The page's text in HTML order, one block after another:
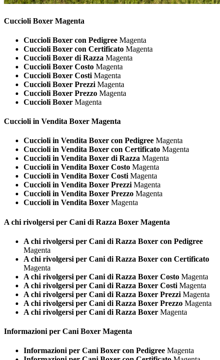
Cuccioli Boxer Magenta
Cuccioli Boxer con Pedigree Magenta
Cuccioli Boxer con Certificato Magenta
Cuccioli Boxer di Razza Magenta
Cuccioli Boxer Costo Magenta
Cuccioli Boxer Costi Magenta
Cuccioli Boxer Prezzi Magenta
Cuccioli Boxer Prezzo Magenta
Cuccioli Boxer Magenta
Cuccioli in Vendita Boxer Magenta
Cuccioli in Vendita Boxer con Pedigree Magenta
Cuccioli in Vendita Boxer con Certificato Magenta
Cuccioli in Vendita Boxer di Razza Magenta
Cuccioli in Vendita Boxer Costo Magenta
Cuccioli in Vendita Boxer Costi Magenta
Cuccioli in Vendita Boxer Prezzi Magenta
Cuccioli in Vendita Boxer Prezzo Magenta
Cuccioli in Vendita Boxer Magenta
A chi rivolgersi per Cani di Razza Boxer Magenta
A chi rivolgersi per Cani di Razza Boxer con Pedigree
Magenta
A chi rivolgersi per Cani di Razza Boxer con Certificato
Magenta
A chi rivolgersi per Cani di Razza Boxer Costo Magenta
A chi rivolgersi per Cani di Razza Boxer Costi Magenta
A chi rivolgersi per Cani di Razza Boxer Prezzi Magenta
A chi rivolgersi per Cani di Razza Boxer Prezzo Magenta
A chi rivolgersi per Cani di Razza Boxer Magenta
Informazioni per Cani Boxer Magenta
Informazioni per Cani Boxer con Pedigree Magenta